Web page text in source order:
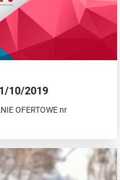
10/2019
OFERTOWE nr